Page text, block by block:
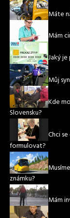
Máte
Mám
Jaký
Můj
Kde
Slovensku?
Chci
formulovat?
známku?
Mám